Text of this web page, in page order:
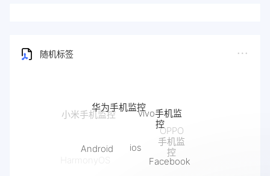
随机标签
小米手机监控
华为手机监控
vivo手机监
控
OPPO
手机监
控
HarmonyOS
Android
Facebook